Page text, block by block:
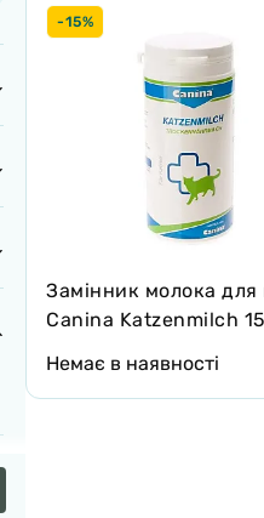
-15%
Замінник молока для
Canina Katzenmilch
Немає в наявності